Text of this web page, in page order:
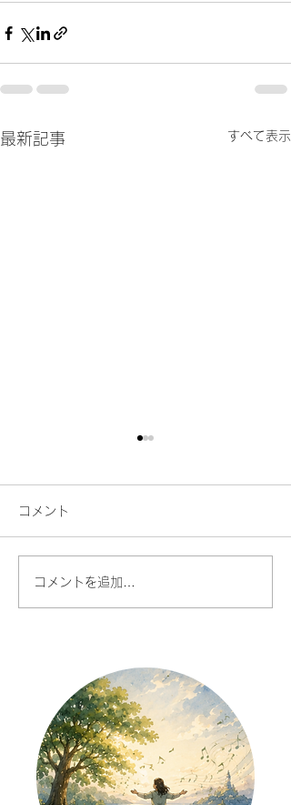
最新記事 すべて表示
AI時代だからこそ、あな
コメント
コメントを追加…